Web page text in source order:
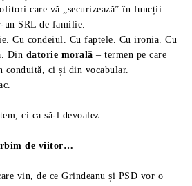
care vă „securizează” în funcții.
un SRL de familie.
Cu condeiul. Cu faptele. Cu ironia. Cu
Din datorie morală – termen pe care
conduită, ci și din vocabular.
ci ca să-l devoalez.
de viitor…
vin, de ce Grindeanu și PSD vor o